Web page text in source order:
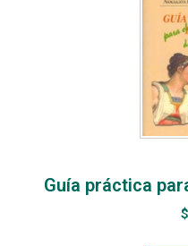
Guía práctica
$